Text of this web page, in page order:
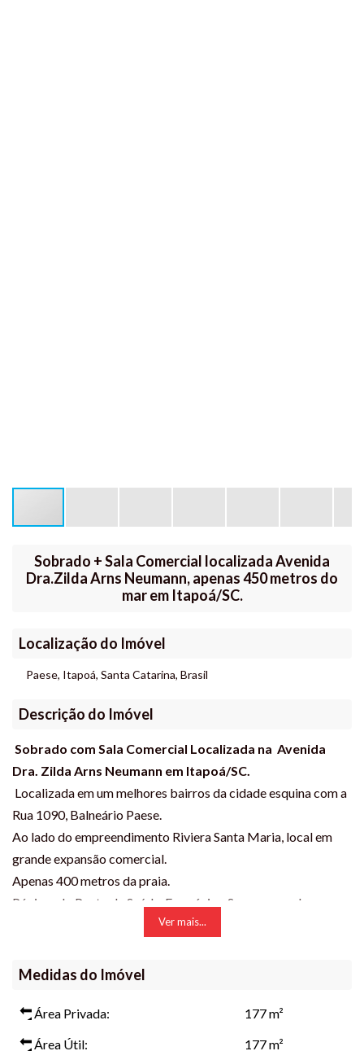
Sobrado + Sala Comercial localizada Avenida
Dra.Zilda Arns Neumann, apenas 450 metros do
mar em Itapoá/SC.
Localização do Imóvel
Paese, Itapoá, Santa Catarina, Brasil
Descrição do Imóvel
Sobrado com Sala Comercial Localizada na Avenida
Dra. Zilda Arns Neumann em Itapoá/SC.
Localizada em um melhores bairros da cidade esquina com a
Rua 1090, Balneário Paese.
Ao lado do empreendimento Riviera Santa Maria, local em
grande expansão comercial.
Apenas 400 metros da praia.
Póximo do Posto de Saúde, Farmácias, Supermercados,
Cartório Tabelionato de Notas.
sendo 1 com sacada e closet 1 dormitório no térreo todos os
cozinha, BWC social, lavanderia, área com churrasqueira,
Ver mais...
Medidas do Imóvel
Área Privada:
177 m²
Área Útil:
177 m²